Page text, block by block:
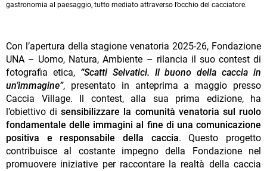
gastronomia al paesaggio, tutto mediato attraverso l’occhio del cacciatore.
Con l’apertura della stagione venatoria 2025-26, Fondazione
UNA – Uomo, Natura, Ambiente – rilancia il suo contest di
fotografia etica, “Scatti Selvatici. Il buono della caccia in
un’immagine”, presentato in anteprima a maggio presso
Caccia Village. Il contest, alla sua prima edizione, ha
l’obiettivo disensibilizzare la comunità venatoria sul ruolo
fondamentale delle immagini al fine di una comunicazione
positiva e responsabile della caccia. Questo progetto
contribuisce al costante impegno della Fondazione nel
promuovere iniziative per raccontare la realtà della caccia